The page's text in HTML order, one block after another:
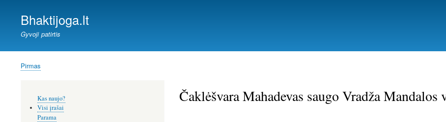
Bhaktijoga.lt
Gyvoji patirtis
Kelias
Pirmas
Čaklėšvara Mahadevas saugo Vradža Mandalos
meniu
Kas naujo?
Visi įrašai
Parama